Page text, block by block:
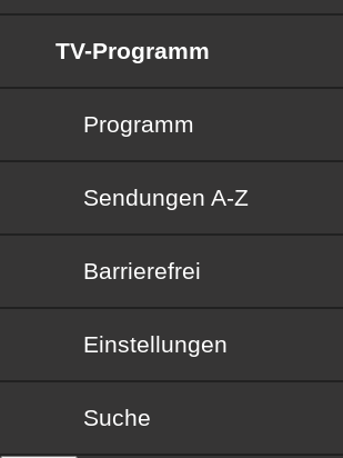
TV-Programm
Programm
Sendungen von A bis Z
Sendungen A-Z
Barrierefrei
Barrierefrei
Einstellungen
Suche